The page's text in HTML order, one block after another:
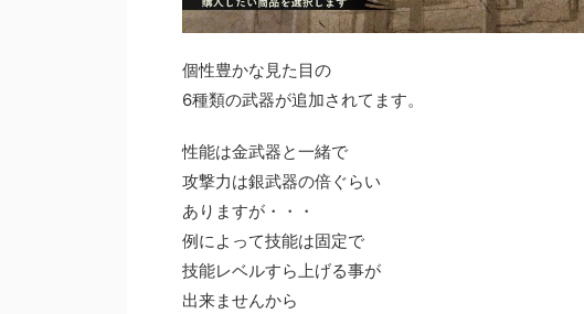
個性豊かな見た目の
6種類の武器が追加されてます。
性能は金武器と一緒で
攻撃力は銀武器の倍ぐらい
ありますが・・・
例によって技能は固定で
技能レベルすら上げる事が
出来ませんから